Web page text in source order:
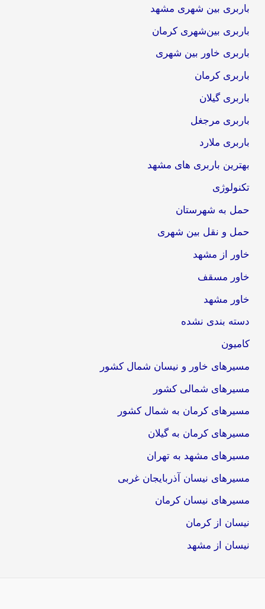
باربری بین شهری مشهد
باربری بین‌شهری کرمان
باربری خاور بین شهری
باربری کرمان
باربری گیلان
باربری مرجغل
باربری ملارد
بهترین باربری های مشهد
تکنولوژی
حمل به شهرستان
حمل و نقل بین شهری
خاور از مشهد
خاور مسقف
خاور مشهد
دسته بندی نشده
کامیون
مسیرهای خاور و نیسان شمال کشور
مسیرهای شمالی کشور
مسیرهای کرمان به شمال کشور
مسیرهای کرمان به گیلان
مسیرهای مشهد به تهران
مسیرهای نیسان آذربایجان غربی
مسیرهای نیسان کرمان
نیسان از کرمان
نیسان از مشهد